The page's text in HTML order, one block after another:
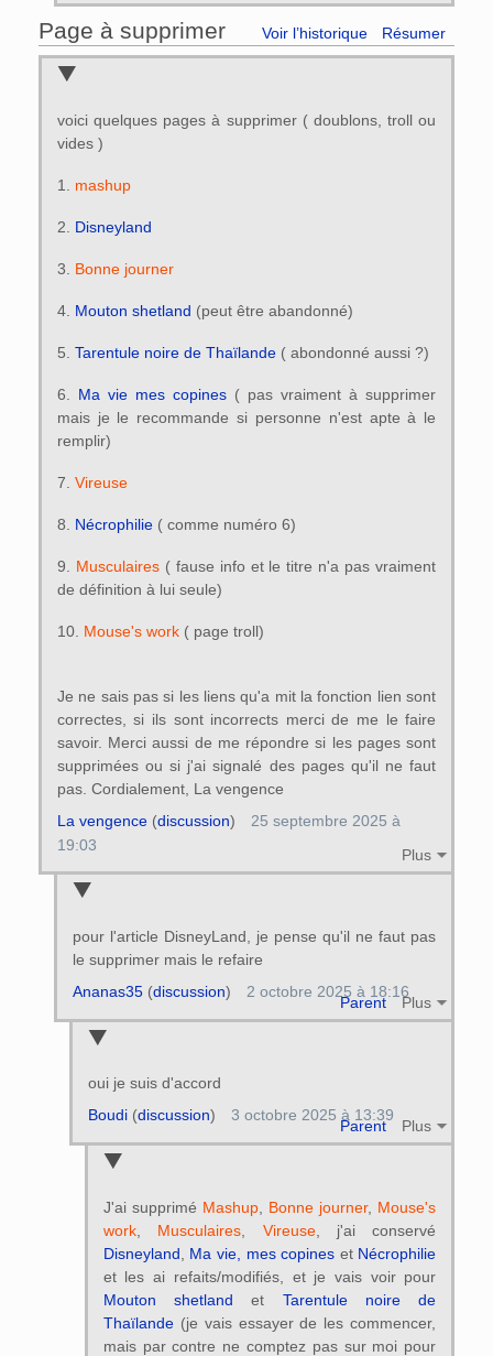
Page à supprimer Voir l’historique Résumer
voici quelques pages à supprimer ( doublons, troll ou
vides )
1. mashup
2. Disneyland
3. Bonne journer
4. Mouton shetland (peut être abandonné)
5. Tarentule noire de Thaïlande( abondonné aussi ?)
6. Ma vie mes copines( pas vraiment à supprimer
mais je le recommande si personne n'est apte à le
remplir)
7. Vireuse
8. Nécrophilie( comme numéro 6)
9. Musculaires( fause info et le titre n'a pas vraiment
de définition à lui seule)
10. Mouse's work( page troll)
Je ne sais pas si les liens qu'a mit la fonction lien sont
correctes, si ils sont incorrects merci de me le faire
savoir. Merci aussi de me répondre si les pages sont
supprimées ou si j'ai signalé des pages qu'il ne faut
pas. Cordialement, La vengence
Plus
La vengence(discussion)
25 septembre 2025 à
19:03
pour l'article DisneyLand, je pense qu'il ne faut pas
le supprimer mais le refaire
Parent Plus
Ananas35(discussion) 2 octobre 2025 à 18:16
oui je suis d'accord
Parent Plus
Boudi(discussion) 3 octobre 2025 à 13:39
J'ai supprimé Mashup, Bonne journer, Mouse's
work, Musculaires Vireuse, j'ai conservé
Disneyland
Ma vie, mes copines et Nécrophilie
et les ai refaits/modifiés, et je vais voir pour
Mouton shetland et Tarentule noire de
Thaïlande(je vais essayer de les commencer,
mais par contre ne comptez pas sur moi pour